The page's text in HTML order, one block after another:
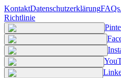
KontaktDatenschutzerklärungFAQs
Richtlinie